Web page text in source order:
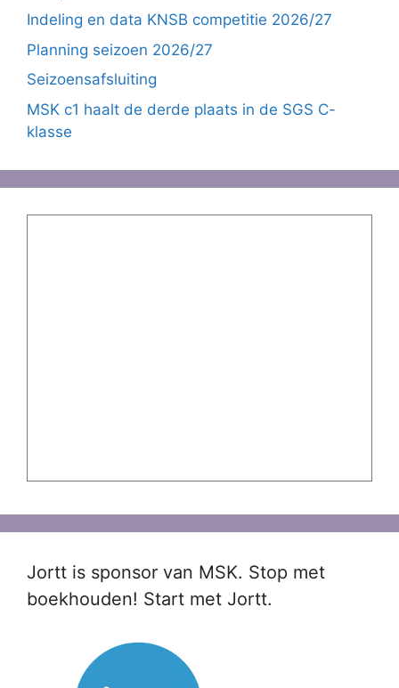
Indeling en data KNSB competitie 2026/27
Planning seizoen 2026/27
Seizoensafsluiting
MSK c1 haalt de derde plaats in de SGS C-
klasse
Jortt is sponsor van MSK. Stop met
boekhouden! Start met Jortt.